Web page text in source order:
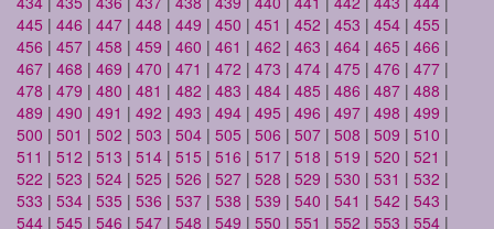
445 | 446 | 447 | 448 | 449 | 450 | 451 | 452 | 453 | 454 | 455 |
456 | 457 | 458 | 459 | 460 | 461 | 462 | 463 | 464 | 465 | 466 |
467 | 468 | 469 | 470 | 471 | 472 | 473 | 474 | 475 | 476 | 477 |
478 | 479 | 480 | 481 | 482 | 483 | 484 | 485 | 486 | 487 | 488 |
489 | 490 | 491 | 492 | 493 | 494 | 495 | 496 | 497 | 498 | 499 |
500 | 501 | 502 | 503 | 504 | 505 | 506 | 507 | 508 | 509 | 510 |
511 | 512 | 513 | 514 | 515 | 516 | 517 | 518 | 519 | 520 | 521 |
522 | 523 | 524 | 525 | 526 | 527 | 528 | 529 | 530 | 531 | 532 |
533 | 534 | 535 | 536 | 537 | 538 | 539 | 540 | 541 | 542 | 543 |
544 | 545 | 546 | 547 | 548 | 549 | 550 | 551 | 552 | 553 | 554 |